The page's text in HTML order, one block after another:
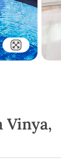
Vinya,